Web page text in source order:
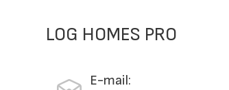
LOG HOMES PRO
E-mail: